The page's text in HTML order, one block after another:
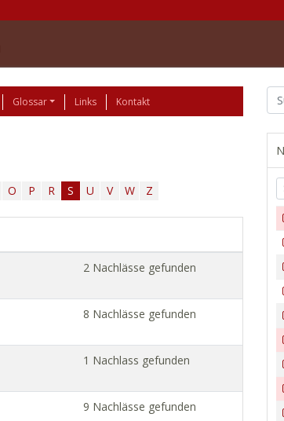
Glossar Links Kontakt
O P R S U V W Z
2 Nachlässe gefunden
8 Nachlässe gefunden
1 Nachlass gefunden
9 Nachlässe gefunden